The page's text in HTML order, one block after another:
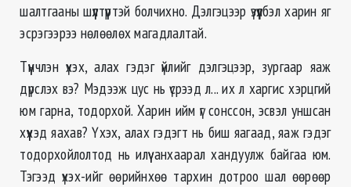
шалтгааны шүүлтүүртэй болчихно. Дэлгэцээр үзүүлбэл харин яг
эсрэгээрээ нөлөөлөх магадлалтай.
Түүнчлэн үхэх, алах гэдэг үйлийг дэлгэцээр, зургаар яаж
дүрслэх вэ? Мэдээж цус нь үсрээд л... их л харгис хэрцгий
юм гарна, тодорхой. Харин ийм үг сонссон, эсвэл уншсан
хүүхэд яахав? Үхэх, алах гэдэгт нь биш яагаад, яаж гэдэг
тодорхойлолтод нь илүү анхаарал хандуулж байгаа юм.
Тэгээд үхэх-ийг өөрийнхөө тархин дотроо шал өөрөөр